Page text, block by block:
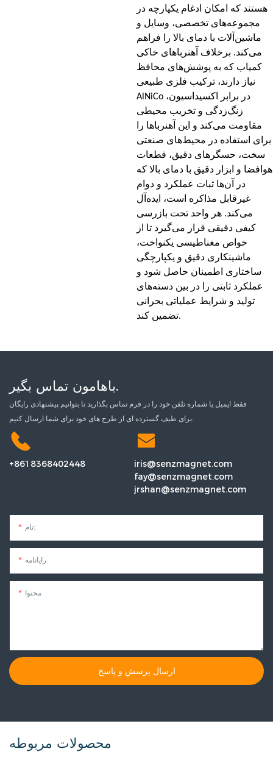
هستند که امکان ادغام یکپارچه در
مجموعه‌های تخصصی، وسایل و
ماشین‌آلات با دمای بالا را فراهم
می‌کند. برخلاف آهنرباهای خاکی
کمیاب که به پوشش‌های محافظ
نیاز دارند، ترکیب فلزی طبیعی
AlNiCo در برابر اکسیداسیون،
زنگ‌زدگی و تخریب محیطی
مقاومت می‌کند و این آهنرباها را
برای استفاده در محیط‌های صنعتی
سخت، حسگرهای دقیق، قطعات
هوافضا و ابزار دقیق با دمای بالا که
در آن‌ها ثبات عملکرد و دوام
غیرقابل مذاکره است، ایده‌آل
می‌کند. هر واحد تحت بازرسی
کیفی دقیقی قرار می‌گیرد تا از
خواص مغناطیسی یکنواخت،
ماشینکاری دقیق و یکپارچگی
ساختاری اطمینان حاصل شود و
عملکرد ثابتی را در بین دسته‌های
تولید و شرایط عملیاتی بحرانی
تضمین کند.
باهامون تماس بگير.
فقط ایمیل یا شماره تلفن خود را در فرم تماس بگذارید تا بتوانیم پیشنهادی رایگان
برای طیف گسترده ای از طرح های خود برای شما ارسال کنیم.
+8618368402448
iris@senzmagnet.com
fay@senzmagnet.com
jrshan@senzmagnet.com
نام:
رایانامه
محتوا
ارسال پرسش و پاسخ
محصولات مربوطه